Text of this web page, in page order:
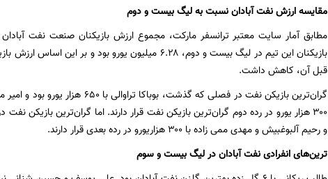
مقایسه ارزش نفت آبادان نسبت به لیگ بیست و دوم
بازیکنان این تیم در لیگ بیست و دوم، ۶.۲۸ میلیون
قبل آن، کاهش داشت.
گران‌ترین بازیکن نفت در فصلی که
و رحیم آلبوغبیش و مهدی ممی زاده با ۳۰۰ هزاریورو در رده بعدی قرار دارند.
ترین‌های انفرادی نفت آبادان در لیگ بیست و سوم